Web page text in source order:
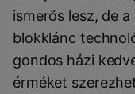
ismerős lesz, de
blokklánc
gondos házi
érméket